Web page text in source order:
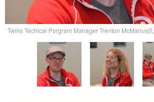
Twilio Techical Porgram Manager Trenton McManus氏